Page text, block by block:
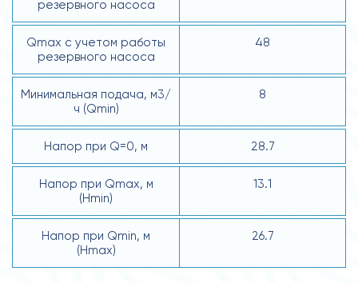
резервного насоса
Qmax с учетом работы
резервного насоса
48
Минимальная подача, м3/
ч (Qmin)
8
Напор при Q=0, м 28.7
Напор при Qmax, м
(Hmin)
13.1
Напор при Qmin, м
(Hmax)
26.7